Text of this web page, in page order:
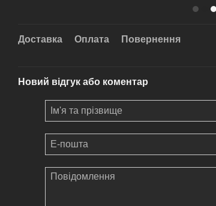
Доставка Оплата Повернення
Новий відгук або коментар